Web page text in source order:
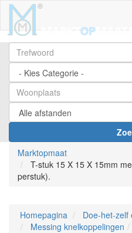
Marktopmaat
T-stuk 15 X 15 X 15mm
perstuk).
Homepagina
Doe-het-zelf
Messing knelkoppelingen